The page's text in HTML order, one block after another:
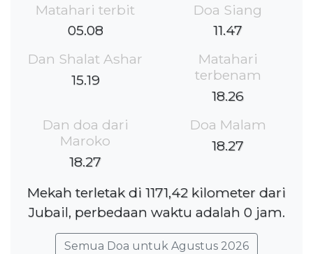
Matahari terbit
05.08
Doa Siang
11.47
Dan Shalat Ashar
15.19
Matahari
terbenam
18.26
Dan doa dari
Maroko
18.27
Doa Malam
18.27
Mekah terletak di 1171,42 kilometer dari
Jubail, perbedaan waktu adalah 0 jam.
Semua Doa untuk Agustus 2026